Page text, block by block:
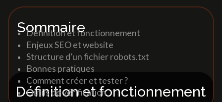
Print et support de
communication
Brochures & Catalogues
Dépliants & Flyers
Goodies
Packaging
Signalétique
Refonte site internet
Web marketing
Référencement naturel/SEO
Social media
Analytics
Sommaire
Définition et fonctionnement
Enjeux SEO et website
Structure d’un fichier robots.txt
Bonnes pratiques
Comment créer et tester ?
Outils de vérification
Définition et fonctionnement